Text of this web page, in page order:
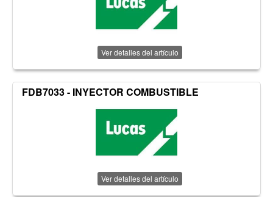
Ver detalles del artículo
FDB7033 - INYECTOR COMBUSTIBLE
Ver detalles del artículo